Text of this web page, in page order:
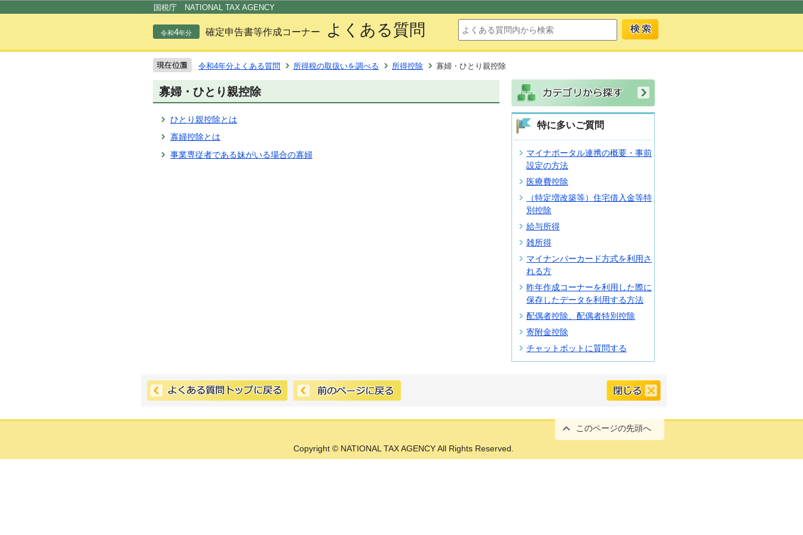
国税庁 NATIONAL TAX AGENCY
令和4年分 確定申告書等作成コーナー よくある質問
令和4年分よくある質問 所得税の取扱いを調べる 所得控除 寡婦・ひとり親控除
寡婦・ひとり親控除
ひとり親控除とは
寡婦控除とは
事業専従者である妹がいる場合の寡婦
特に多いご質問
マイナポータル連携の概要・事前
設定の方法
医療費控除
（特定増改築等）住宅借入金等特
別控除
給与所得
雑所得
マイナンバーカード方式を利用さ
れる方
昨年作成コーナーを利用した際に
保存したデータを利用する方法
配偶者控除、配偶者特別控除
寄附金控除
チャットボットに質問する
このページの先頭へ
Copyright © NATIONAL TAX AGENCY All Rights Reserved.